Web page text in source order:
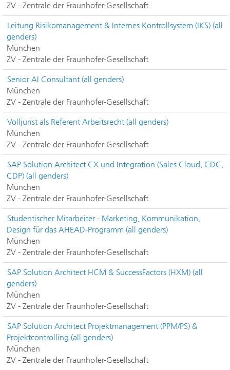
ZV - Zentrale der Fraunhofer-Gesellschaft
Leitung Risikomanagement & Internes Kontrollsystem (IKS) (all
genders)
München
ZV - Zentrale der Fraunhofer-Gesellschaft
Senior AI Consultant (all genders)
München
ZV - Zentrale der Fraunhofer-Gesellschaft
Volljurist als Referent Arbeitsrecht (all genders)
München
ZV - Zentrale der Fraunhofer-Gesellschaft
SAP Solution Architect CX und Integration (Sales Cloud, CDC,
CDP) (all genders)
München
ZV - Zentrale der Fraunhofer-Gesellschaft
Studentischer Mitarbeiter - Marketing, Kommunikation,
Design für das AHEAD-Programm (all genders)
München
ZV - Zentrale der Fraunhofer-Gesellschaft
SAP Solution Architect HCM & SuccessFactors (HXM) (all
genders)
München
ZV - Zentrale der Fraunhofer-Gesellschaft
SAP Solution Architect Projektmanagement (PPM/PS) &
Projektcontrolling (all genders)
München
ZV - Zentrale der Fraunhofer-Gesellschaft